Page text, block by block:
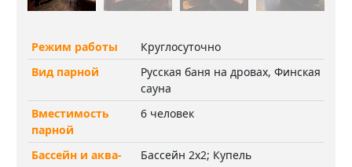
Режим работы
Круглосуточно
Вид парной
Русская баня на дровах, Финская
сауна
Вместимость
парной
6 человек
Бассейн и аква-
Бассейн 2х2; Купель